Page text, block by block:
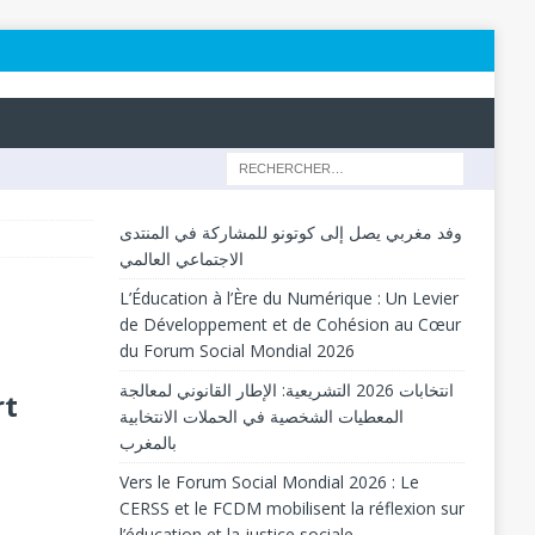
وفد مغربي يصل إلى كوتونو للمشاركة في المنتدى
الاجتماعي العالمي
L’Éducation à l’Ère du Numérique : Un Levier
de Développement et de Cohésion au Cœur
du Forum Social Mondial 2026
انتخابات 2026 التشريعية: الإطار القانوني لمعالجة
المعطيات الشخصية في الحملات الانتخابية
بالمغرب
Vers le Forum Social Mondial 2026 : Le
CERSS et le FCDM mobilisent la réflexion sur